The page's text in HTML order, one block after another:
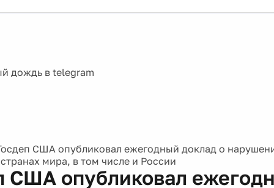
США опубликовал ежегодный доклад о
мира, в том числе и России
США опубликовал